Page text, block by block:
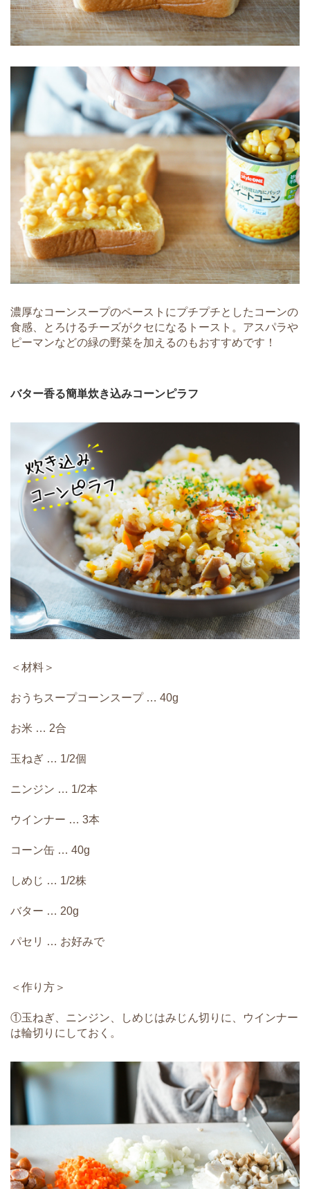
濃厚なコーンスープのペーストにプチプチとしたコーンの
食感、とろけるチーズがクセになるトースト。アスパラや
ピーマンなどの緑の野菜を加えるのもおすすめです！
バター香る簡単炊き込みコーンピラフ
＜材料＞
おうちスープコーンスープ … 40g
お米 … 2合
玉ねぎ … 1/2個
ニンジン … 1/2本
ウインナー … 3本
コーン缶 … 40g
しめじ … 1/2株
バター … 20g
パセリ … お好みで
＜作り方＞
①玉ねぎ、ニンジン、しめじはみじん切りに、ウインナー
は輪切りにしておく。